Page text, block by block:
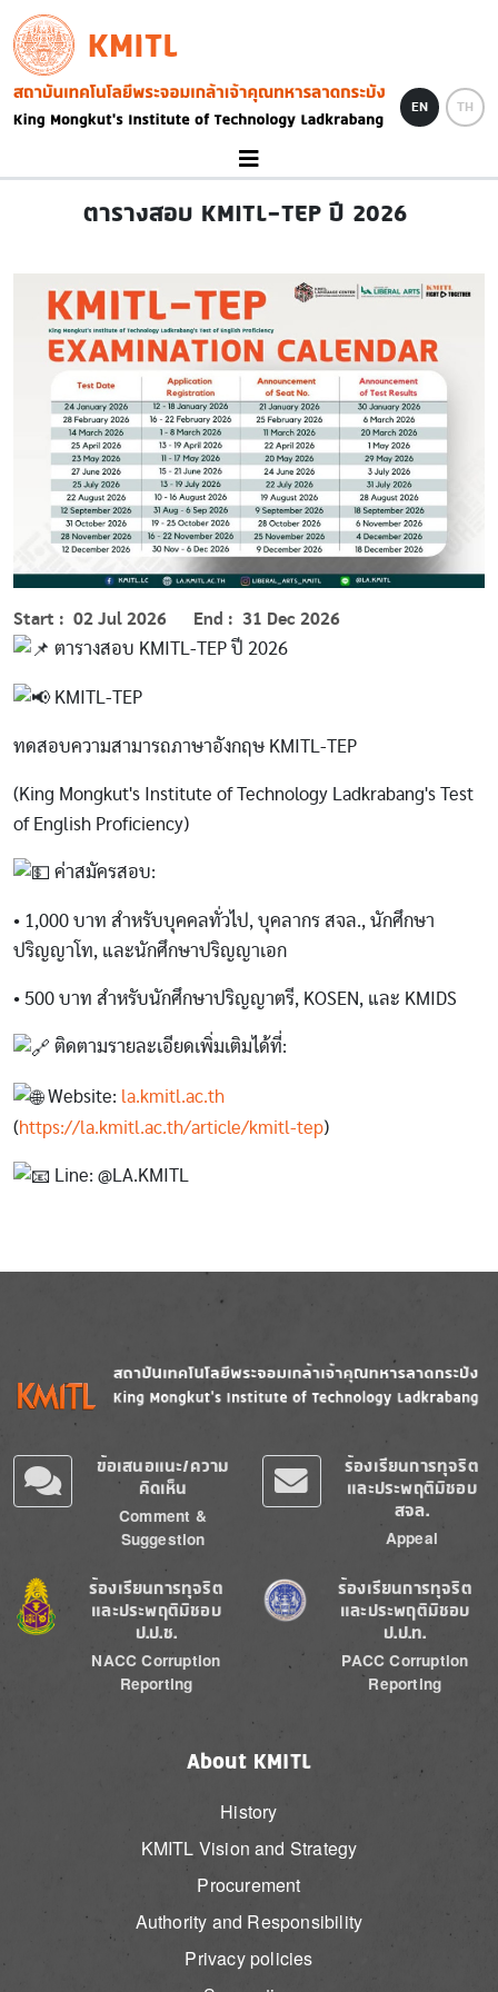
Skip to main content
KMITL
Image
EN TH
ตารางสอบ KMITL-TEP ปี 2026
Start 02 Jul 2026 End 31 Dec 2026
ตารางสอบ KMITL-TEP ปี 2026
KMITL-TEP
ทดสอบความสามารถภาษาอังกฤษ KMITL-TEP​
(King Mongkut's Institute of Technology Ladkrabang's Test
of English Proficiency)
ค่าสมัครสอบ:
• 1,000 บาท สำหรับบุคคลทั่วไป, บุคลากร สจล., นักศึกษา
ปริญญาโท, และนักศึกษาปริญญาเอก
• 500 บาท สำหรับนักศึกษาปริญญาตรี, KOSEN, และ KMIDS
ติดตาม​รายละเอียดเพิ่มเติมได้ที่:
Website: la.kmitl.ac.th
(https://la.kmitl.ac.th/article/kmitl-tep)
Line: @LA.KMITL
Image
ข้อเสนอแนะ/ความ
คิดเห็น
Comment &
Suggestion
ร้องเรียนการทุจริต
และประพฤติมิชอบ
สจล.
Appeal
Image
ร้องเรียนการทุจริต
และประพฤติมิชอบ
ป.ป.ช.
NACC Corruption
Reporting
Image
ร้องเรียนการทุจริต
และประพฤติมิชอบ
ป.ป.ท.
PACC Corruption
Reporting
About KMITL
History
KMITL Vision and Strategy
Procurement
Authority and Responsibility
Privacy policies